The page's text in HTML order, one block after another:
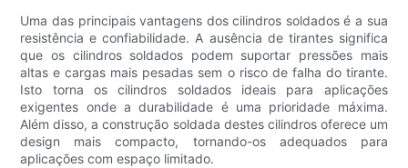
Uma das principais vantagens dos cilindros soldados é a sua
resistência e confiabilidade. A ausência de tirantes significa
que os cilindros soldados podem suportar pressões mais
altas e cargas mais pesadas sem o risco de falha do tirante.
Isto torna os cilindros soldados ideais para aplicações
exigentes onde a durabilidade é uma prioridade máxima.
Além disso, a construção soldada destes cilindros oferece um
design mais compacto, tornando-os adequados para
aplicações com espaço limitado.